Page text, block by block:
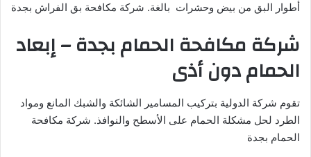
أطوار البق من بيض وحشرات بالغة. شركة مكافحة بق الفراش بجدة
شركة مكافحة الحمام بجدة – إبعاد
الحمام دون أذى
تقوم شركة الدولية بتركيب المسامير الشائكة والشبك المانع ومواد
الطرد لحل مشكلة الحمام على الأسطح والنوافذ. شركة مكافحة
الحمام بجدة